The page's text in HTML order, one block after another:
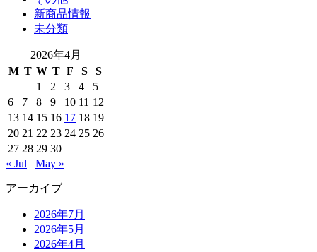
新商品情報
未分類
2026年4月
M T W T F S
S
1
2 3 4
5
6
7 8 9 10 11 12
13 14 15 16 17 18 19
20 21 22 23 24 25 26
27 28 29 30
« Jul
May »
アーカイブ
2026年7月
2026年5月
2026年4月